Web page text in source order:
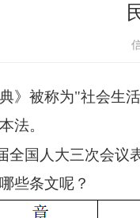
典》被称为"社会
法。
全国人大三次会
些条文呢？